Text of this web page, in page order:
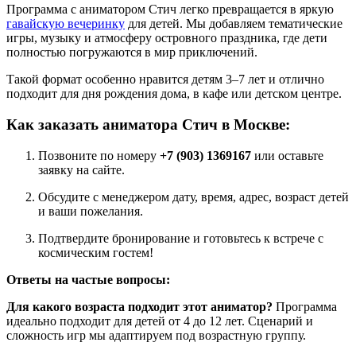
Программа с аниматором Стич легко превращается в яркую
гавайскую вечеринку для детей. Мы добавляем тематические
игры, музыку и атмосферу островного праздника, где дети
полностью погружаются в мир приключений.
Такой формат особенно нравится детям 3–7 лет и отлично
подходит для дня рождения дома, в кафе или детском центре.
Как заказать аниматора Стич в Москве:
Позвоните по номеру +7 (903) 1369167 или оставьте
заявку на сайте.
Обсудите с менеджером дату, время, адрес, возраст детей
и ваши пожелания.
Подтвердите бронирование и готовьтесь к встрече с
космическим гостем!
Ответы на частые вопросы:
Для какого возраста подходит этот аниматор? Программа
идеально подходит для детей от 4 до 12 лет. Сценарий и
сложность игр мы адаптируем под возрастную группу.